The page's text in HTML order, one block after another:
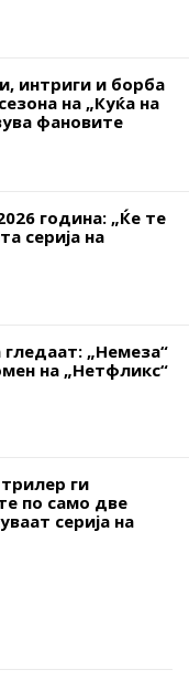
интриги и борба
на „Куќа на
фановите
година: „Ќе те
серија на
гледаат: „Немеза“
на „Нетфликс“
ги
по само две
серија на